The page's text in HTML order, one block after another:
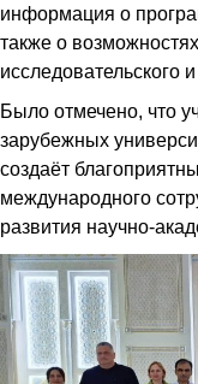
информация о
также о
исследовательского
Было отмечено, что
зарубежных
создаёт
международного
развития научно-